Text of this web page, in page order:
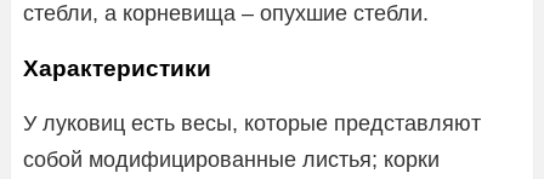
стебли, а корневища – опухшие стебли.
Характеристики
У луковиц есть весы, которые представляют
собой модифицированные листья; корки